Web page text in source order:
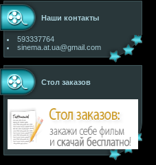
Наши контакты
593337764
sinema.at.ua@gmail.com
Стол заказов